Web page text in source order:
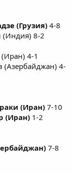
(Грузия)4-8
(Индия) 8-2
4-1
(Азербайджан) 4-
(Иран) 7-10
(Иран) 1-2
7-8